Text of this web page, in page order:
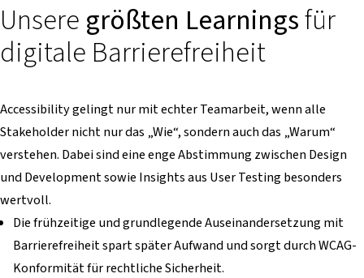
Unsere größten Learningsfür
digitale Barrierefreiheit
Accessibility gelingt nur mit echter Teamarbeit, wenn alle
Stakeholder nicht nur das „Wie“, sondern auch das „Warum“
verstehen. Dabei sind eine enge Abstimmung zwischen Design
und Development sowie Insights aus User Testing besonders
wertvoll.
Die frühzeitige und grundlegende Auseinandersetzung mit
Barrierefreiheit spart später Aufwand und sorgt durch WCAG-
Konformität für rechtliche Sicherheit.